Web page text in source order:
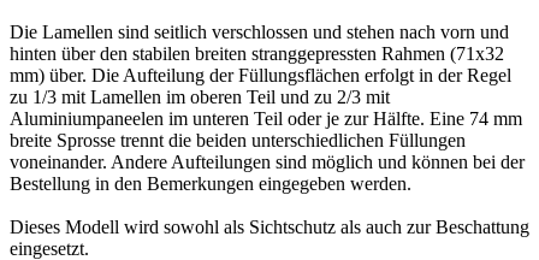
Die Lamellen sind seitlich verschlossen und stehen nach vorn und
hinten über den stabilen breiten stranggepressten Rahmen (71x32
mm) über. Die Aufteilung der Füllungsflächen erfolgt in der Regel
zu 1/3 mit Lamellen im oberen Teil und zu 2/3 mit
Aluminiumpaneelen im unteren Teil oder je zur Hälfte. Eine 74 mm
breite Sprosse trennt die beiden unterschiedlichen Füllungen
voneinander. Andere Aufteilungen sind möglich und können bei der
Bestellung in den Bemerkungen eingegeben werden.
Dieses Modell wird sowohl als Sichtschutz als auch zur Beschattung
eingesetzt.